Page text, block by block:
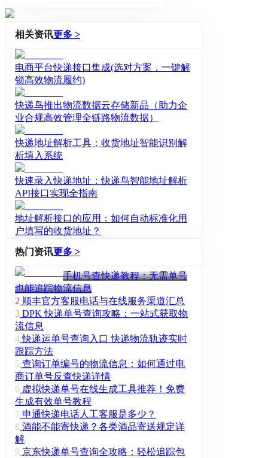
话，为用户解决地址填写问题。
相关资讯更多 >
电商平台快递接口集成(选对方案，一键解
锁高效物流履约)
快递鸟推出物流数据云存储新品（助力企
业合规高效管理全链路物流数据）
快递地址解析工具：收货地址智能识别解
析填入系统
快速录入快递地址：快递鸟智能地址解析
API接口实现全指南
地址解析接口的应用：如何自动标准化用
户填写的收货地址？
热门资讯更多 >
手机号查快递教程：无需单号
也能追踪物流信息
2 顺丰官方客服电话与在线服务渠道汇总
3 DPK 快递单号查询攻略：一站式获取物
流信息
4 快递运单号查询入口 快递物流轨迹实时
跟踪方法
5 查询订单编号的物流信息：如何通过电
商订单号反查快递详情
6 虚拟快递单号在线生成工具推荐！免费
生成有效单号教程
7 申通快递电话人工客服是多少？
8 酒能不能寄快递？各类酒品寄送规定详
解
9 京东快递单号查询全攻略：轻松追踪包